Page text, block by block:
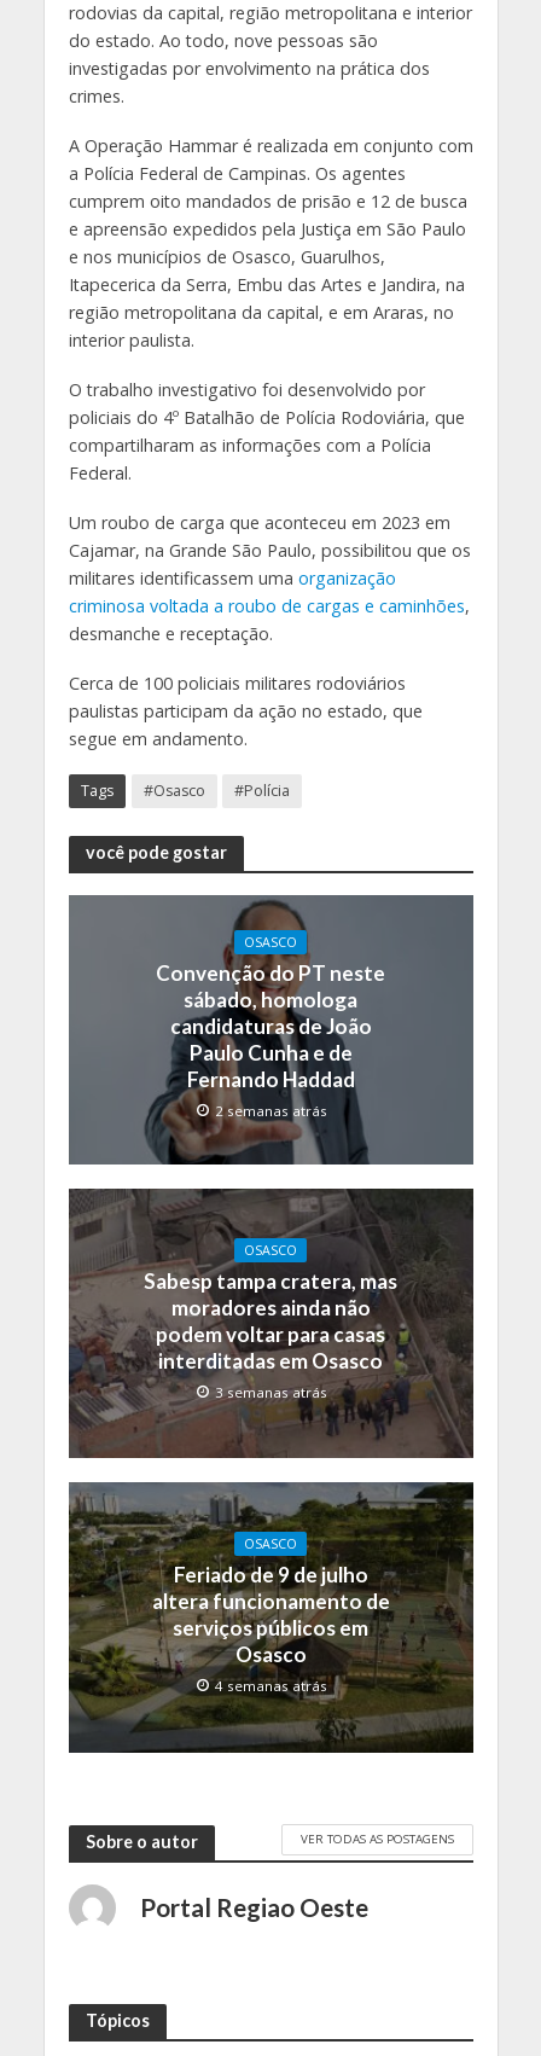
rodovias da capital, região metropolitana e interior
do estado. Ao todo, nove pessoas são
investigadas por envolvimento na prática dos
crimes.
A Operação Hammar é realizada em conjunto com
a Polícia Federal de Campinas. Os agentes
cumprem oito mandados de prisão e 12 de busca
e apreensão expedidos pela Justiça em São Paulo
e nos municípios de Osasco, Guarulhos,
Itapecerica da Serra, Embu das Artes e Jandira, na
região metropolitana da capital, e em Araras, no
interior paulista.
O trabalho investigativo foi desenvolvido por
policiais do 4º Batalhão de Polícia Rodoviária, que
compartilharam as informações com a Polícia
Federal.
Um roubo de carga que aconteceu em 2023 em
Cajamar, na Grande São Paulo, possibilitou que os
militares identificassem uma organização
criminosa voltada a roubo de cargas e caminhões,
desmanche e receptação.
Cerca de 100 policiais militares rodoviários
paulistas participam da ação no estado, que
segue em andamento.
Tags #Osasco #Polícia
você pode gostar
OSASCO
Convenção do PT neste
sábado, homologa
candidaturas de João
Paulo Cunha e de
Fernando Haddad
2 semanas atrás
OSASCO
Sabesp tampa cratera, mas
moradores ainda não
podem voltar para casas
interditadas em Osasco
3 semanas atrás
OSASCO
Feriado de 9 de julho
altera funcionamento de
serviços públicos em
Osasco
4 semanas atrás
Sobre o autor VER TODAS AS POSTAGENS
Portal Regiao Oeste
Tópicos